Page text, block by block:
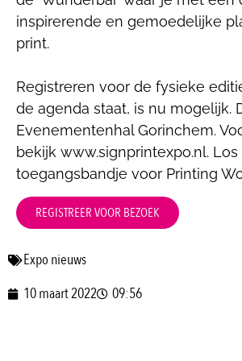
inspirerende en gemoedelijke
print.
Registreren voor de fysieke
de agenda staat, is nu mogelijk.
Evenementenhal Gorinchem.
bekijk www.signprintexpo.nl.
toegangsbandje voor Printing
REGISTREER VOOR BEZOEK
Expo nieuws
10 maart 2022
09:56